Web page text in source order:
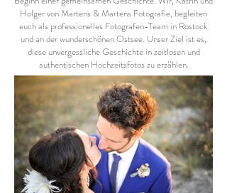
Holger von Martens & Martens Fotografie, begleiten
euch als professionelles Fotografen-Team in Rostock
und an der wunderschönen Ostsee. Unser Ziel ist es,
diese unvergessliche Geschichte in zeitlosen und
authentischen Hochzeitsfotos zu erzählen.